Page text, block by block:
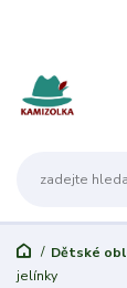
Dětské
jelínky